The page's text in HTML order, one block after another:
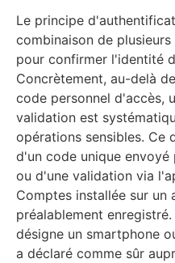
Le principe
combinaison de
pour confirmer l'identité
Concrètement, au-delà
code personnel d'accès,
validation est
opérations sensibles. Ce
d'un code unique envoyé
ou d'une validation via
Comptes installée sur un
préalablement
désigne un smartphone
a déclaré comme sûr